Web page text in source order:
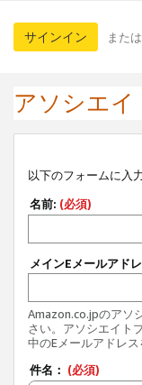
サインイン または
アソシエ
以下のフォームに入
名前: (必須)
メインEメールアドレ
Amazon.co.jpのアソ
さい。アソシエイト
中のEメールアドレス
件名： (必須)